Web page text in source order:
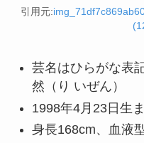
引用元:
芸名はひらがな表
然（り いぜん）
1998年4月23日生
身長168cm、血液